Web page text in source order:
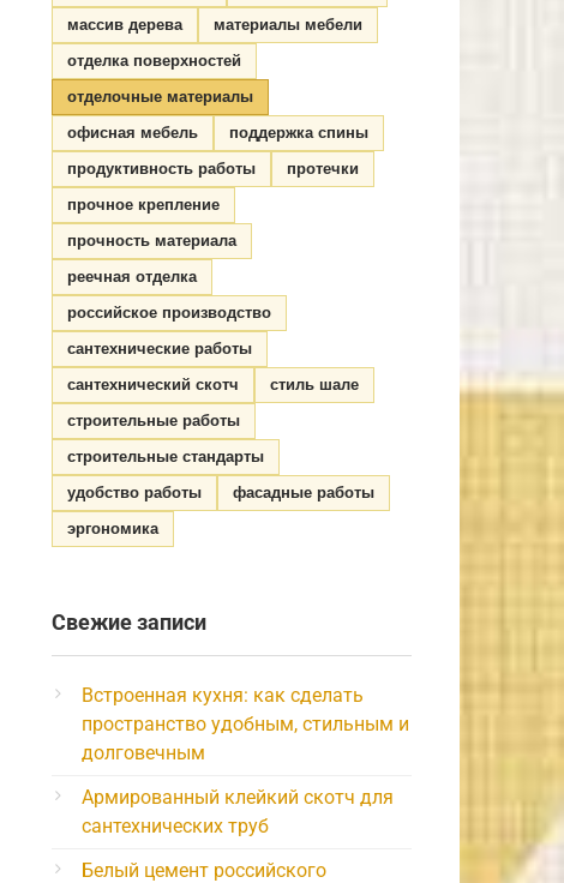
массив дерева
материалы мебели
отделка поверхностей
отделочные материалы
офисная мебель
поддержка спины
продуктивность работы
протечки
прочное крепление
прочность материала
реечная отделка
российское производство
сантехнические работы
сантехнический скотч
стиль шале
строительные работы
строительные стандарты
удобство работы
фасадные работы
эргономика
Свежие записи
Встроенная кухня: как сделать
пространство удобным, стильным и
долговечным
Армированный клейкий скотч для
сантехнических труб
Белый цемент российского